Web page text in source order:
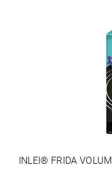
INLEI® FRIDA